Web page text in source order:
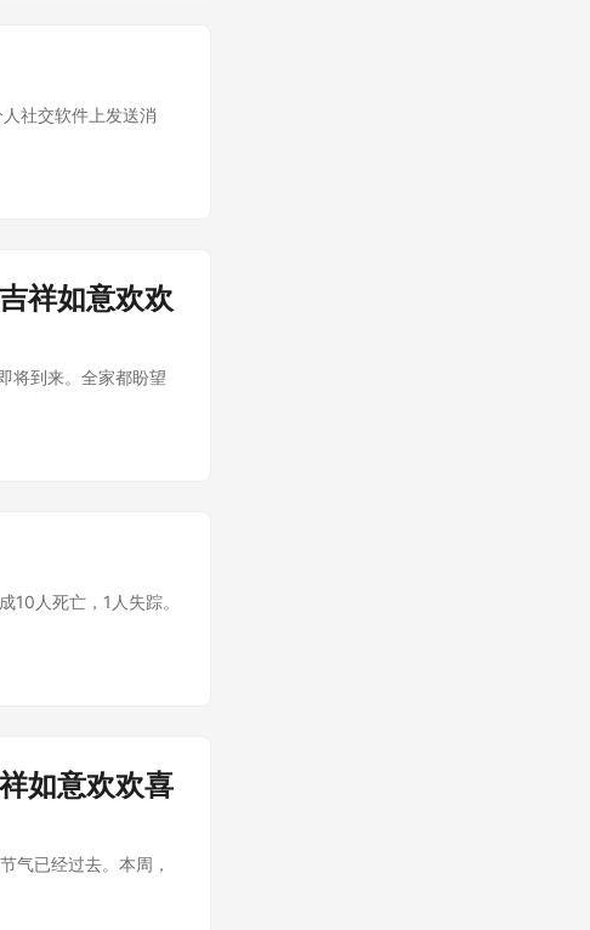
社交软件上发送消
祥如意欢欢
将到来。全家都盼望
10人死亡，1人失踪。
如意欢欢喜
气已经过去。本周，